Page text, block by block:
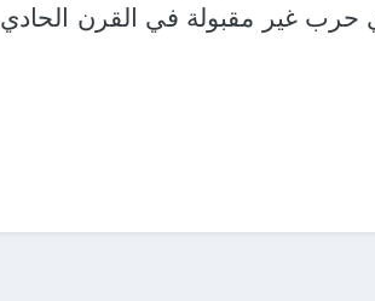
حرب غير مقبولة في القرن الحادي